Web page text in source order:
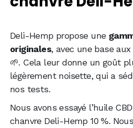
Deli-Hemp propose une
originales, avec une base
🌱. Cela leur donne un goût
légèrement noisette, qui a
nos tests.
Nous avons essayé l’huile
chanvre Deli-Hemp 10 %.